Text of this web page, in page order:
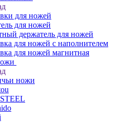
для ножей
для ножей
держатель для ножей
для ножей с наполнителем
для ножей магнитная
ножи